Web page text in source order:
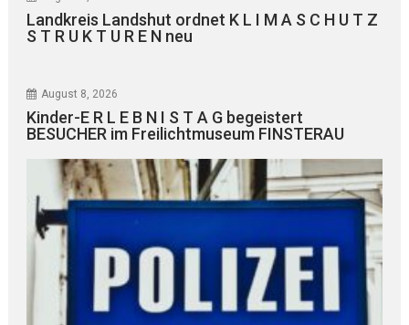
Landkreis Landshut ordnet K L I M A S C H U T Z
S T R U K T U R E N neu
August 8, 2026
Kinder-E R L E B N I S T A G begeistert
BESUCHER im Freilichtmuseum FINSTERAU